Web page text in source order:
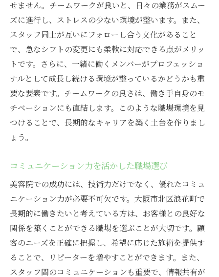
信頼できる求人サイトの選び方
応募前に知っておきたい業界情報
長期勤務を希望する人へのアドバイス
求人内容から見える美容院の特徴
ミスマッチを防ぐための求人選び
大阪市北区の美容院での働き方！長期的なキャ
自分の強みを活かした働き方の選択
仕事とライフスタイルを両立する秘訣
長期にわたるキャリア形成の具体策
理想のキャリアを実現するためのステップ
せません。チームワークが良いと、日々の業務がスムー
ズに進行し、ストレスの少ない環境が整います。また、
スタッフ同士が互いにフォローし合う文化があること
で、急なシフトの変更にも柔軟に対応できる点がメリッ
トです。さらに、一緒に働くメンバーがプロフェッショ
ナルとして成長し続ける環境が整っているかどうかも重
要な要素です。チームワークの良さは、働き手自身のモ
チベーションにも直結します。このような職場環境を見
つけることで、長期的なキャリアを築く土台を作りまし
ょう。
コミュニケーション力を活かした職場選び
美容院での成功には、技術力だけでなく、優れたコミュ
ニケーション力が必要不可欠です。大阪市北区浪花町で
長期的に働きたいと考えている方は、お客様との良好な
関係を築くことができる職場を選ぶことが大切です。顧
客のニーズを正確に把握し、希望に応じた施術を提供す
ることで、リピーターを増やすことができます。また、
スタッフ間のコミュニケーションも重要で、情報共有が